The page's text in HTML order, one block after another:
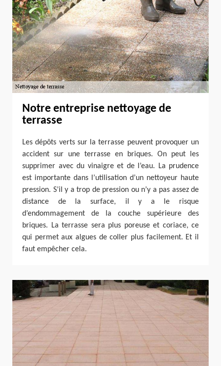
Notre entreprise nettoyage de
terrasse
Les dépôts verts sur la terrasse peuvent provoquer un
accident sur une terrasse en briques. On peut les
supprimer avec du vinaigre et de l’eau. La prudence
est importante dans l’utilisation d’un nettoyeur haute
pression. S’il y a trop de pression ou n’y a pas assez de
distance de la surface, il y a le risque
d’endommagement de la couche supérieure des
briques. La terrasse sera plus poreuse et coriace, ce
qui permet aux algues de coller plus facilement. Et il
faut empêcher cela.